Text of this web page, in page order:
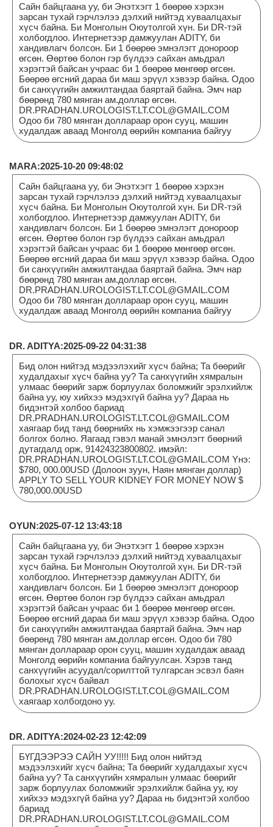
Сайн байцгаана уу, би Энэтхэгт 1 бөөрөө хэрхэн
зарсан тухай гэрчлэлээ дэлхий нийтэд хуваалцахыг
хүсч байна. Би Монголын Оюутолгой хүн. Би DR-тэй
холбогдлоо. Интернетээр дамжуулан ADITY, би
хандивлагч болсон. Би 1 бөөрөө эмнэлэгт донороор
өгсөн. Өөртөө болон гэр бүлдээ сайхан амьдрал
хэрэгтэй байсан учраас би 1 бөөрөө мөнгөөр өгсөн.
Бөөрөө өгсний дараа би маш эрүүл хэвээр байна. Одоо
би санхүүгийн амжилтандаа баяртай байна. Эмч нар
бөөрөнд 780 мянган ам.доллар өгсөн.
DR.PRADHAN.UROLOGIST.LT.COL@GMAIL.COM
Одоо би 780 мянган доллараар орон сууц, машин
худалдаж аваад Монголд өөрийн компаниа байгуу
MARA:2025-10-20 09:48:02
Сайн байцгаана уу, би Энэтхэгт 1 бөөрөө хэрхэн
зарсан тухай гэрчлэлээ дэлхий нийтэд хуваалцахыг
хүсч байна. Би Монголын Оюутолгой хүн. Би DR-тэй
холбогдлоо. Интернетээр дамжуулан ADITY, би
хандивлагч болсон. Би 1 бөөрөө эмнэлэгт донороор
өгсөн. Өөртөө болон гэр бүлдээ сайхан амьдрал
хэрэгтэй байсан учраас би 1 бөөрөө мөнгөөр өгсөн.
Бөөрөө өгсний дараа би маш эрүүл хэвээр байна. Одоо
би санхүүгийн амжилтандаа баяртай байна. Эмч нар
бөөрөнд 780 мянган ам.доллар өгсөн.
DR.PRADHAN.UROLOGIST.LT.COL@GMAIL.COM
Одоо би 780 мянган доллараар орон сууц, машин
худалдаж аваад Монголд өөрийн компаниа байгуу
DR. ADITYA:2025-09-22 04:31:38
Бид олон нийтэд мэдээлэхийг хүсч байна; Та бөөрийг
худалдахыг хүсч байна уу? Та санхүүгийн хямралын
улмаас бөөрийг зарж борлуулах боломжийг эрэлхийлж
байна уу, юу хийхээ мэдэхгүй байна уу? Дараа нь
бидэнтэй холбоо бариад
DR.PRADHAN.UROLOGIST.LT.COL@GMAIL.COM
хаягаар бид танд бөөрнийх нь хэмжээгээр санал
болгох болно. Яагаад гэвэл манай эмнэлэгт бөөрний
дутагдалд орж, 91424323800802. имэйл:
DR.PRADHAN.UROLOGIST.LT.COL@GMAIL.COM Yнэ:
$780, 000.00USD (Долоон зуун, Наян мянган доллар)
APPLY TO SELL YOUR KIDNEY FOR MONEY NOW $
780,000.00USD
OYUN:2025-07-12 13:43:18
Сайн байцгаана уу, би Энэтхэгт 1 бөөрөө хэрхэн
зарсан тухай гэрчлэлээ дэлхий нийтэд хуваалцахыг
хүсч байна. Би Монголын Оюутолгой хүн. Би DR-тэй
холбогдлоо. Интернетээр дамжуулан ADITY, би
хандивлагч болсон. Би 1 бөөрөө эмнэлэгт донороор
өгсөн. Өөртөө болон гэр бүлдээ сайхан амьдрал
хэрэгтэй байсан учраас би 1 бөөрөө мөнгөөр өгсөн.
Бөөрөө өгсний дараа би маш эрүүл хэвээр байна. Одоо
би санхүүгийн амжилтандаа баяртай байна. Эмч нар
бөөрөнд 780 мянган ам.доллар өгсөн. Одоо би 780
мянган доллараар орон сууц, машин худалдаж аваад
Монголд өөрийн компаниа байгуулсан. Хэрэв танд
санхүүгийн асуудал/сорилттой тулгарсан эсвэл баян
болохыг хүсч байвал
DR.PRADHAN.UROLOGIST.LT.COL@GMAIL.COM
хаягаар холбогдоно уу.
DR. ADITYA:2024-02-23 12:42:09
БҮГДЭЭРЭЭ САЙН УУ!!!!! Бид олон нийтэд
мэдээлэхийг хүсч байна; Та бөөрийг худалдахыг хүсч
байна уу? Та санхүүгийн хямралын улмаас бөөрийг
зарж борлуулах боломжийг эрэлхийлж байна уу, юу
хийхээ мэдэхгүй байна уу? Дараа нь бидэнтэй холбоо
бариад
DR.PRADHAN.UROLOGIST.LT.COL@GMAIL.COM